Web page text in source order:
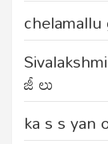
chelamallu
Sivalakshmi
జీ లు
ka s s yan